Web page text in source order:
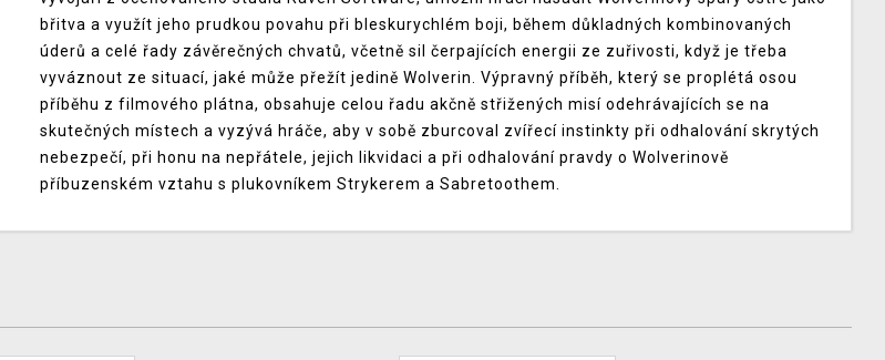
břitva a využít jeho prudkou povahu při bleskurychlém boji, během důkladných kombinovaných
úderů a celé řady závěrečných chvatů, včetně sil čerpajících energii ze zuřivosti, když je třeba
vyváznout ze situací, jaké může přežít jedině Wolverin. Výpravný příběh, který se proplétá osou
příběhu z filmového plátna, obsahuje celou řadu akčně střižených misí odehrávajících se na
skutečných místech a vyzývá hráče, aby v sobě zburcoval zvířecí instinkty při odhalování skrytých
nebezpečí, při honu na nepřátele, jejich likvidaci a při odhalování pravdy o Wolverinově
příbuzenském vztahu s plukovníkem Strykerem a Sabretoothem.